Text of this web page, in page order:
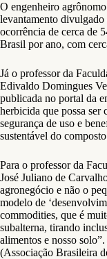
O engenheiro
levantamento divulgado
ocorrência de cerca de
Brasil por ano, com
Já o professor da
Edivaldo Domingues
publicada no portal da
herbicida que possa ser
segurança de uso e
sustentável do
Para o professor da
José Juliano de
agronegócio e não o
modelo de
commodities, que é
subalterna, tirando
alimentos e nosso
(Associação Brasileira